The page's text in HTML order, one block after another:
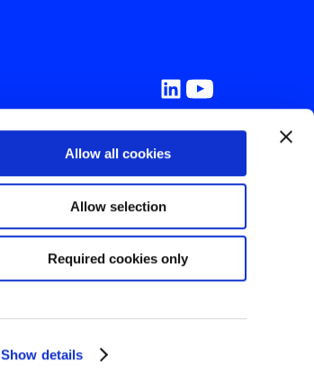
Show details
Allow all cookies
Allow selection
Required cookies only